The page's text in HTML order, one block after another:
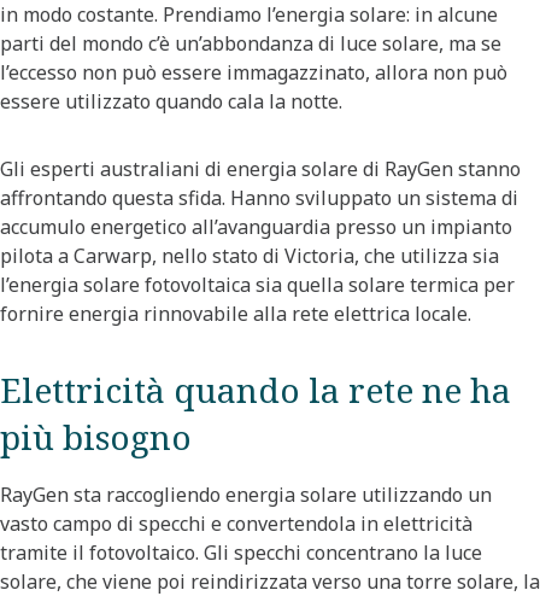
in modo costante. Prendiamo l’energia solare: in alcune
parti del mondo c’è un’abbondanza di luce solare, ma se
l’eccesso non può essere immagazzinato, allora non può
essere utilizzato quando cala la notte.
Gli esperti australiani di energia solare di RayGen stanno
affrontando questa sfida. Hanno sviluppato un sistema di
accumulo energetico all’avanguardia presso un impianto
pilota a Carwarp, nello stato di Victoria, che utilizza sia
l’energia solare fotovoltaica sia quella solare termica per
fornire energia rinnovabile alla rete elettrica locale.
Elettricità quando la rete ne ha
più bisogno
RayGen sta raccogliendo energia solare utilizzando un
vasto campo di specchi e convertendola in elettricità
tramite il fotovoltaico. Gli specchi concentrano la luce
solare, che viene poi reindirizzata verso una torre solare, la